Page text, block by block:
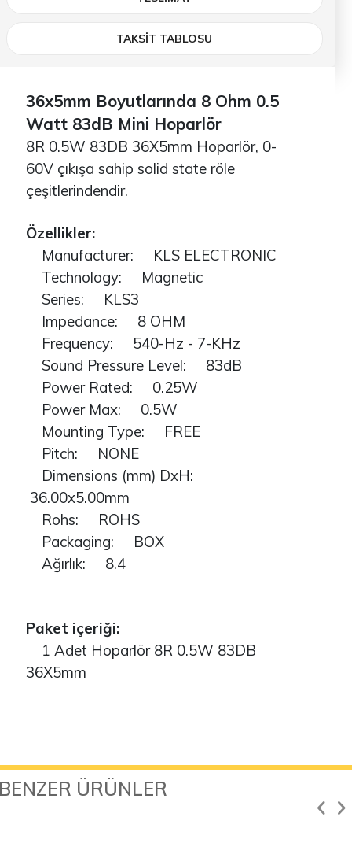
TAKSİT TABLOSU
36x5mm Boyutlarında 8 Ohm 0.5
Watt 83dB Mini Hoparlör
8R 0.5W 83DB 36X5mm Hoparlör, 0-
60V çıkışa sahip solid state röle
çeşitlerindendir.
Özellikler:
Manufacturer: KLS ELECTRONIC
Technology: Magnetic
Series: KLS3
Impedance: 8 OHM
Frequency: 540-Hz - 7-KHz
Sound Pressure Level: 83dB
Power Rated: 0.25W
Power Max: 0.5W
Mounting Type: FREE
Pitch: NONE
Dimensions (mm) DxH:
36.00x5.00mm
Rohs: ROHS
Packaging: BOX
Ağırlık: 8.4
Paket içeriği:
1 Adet Hoparlör 8R 0.5W 83DB
36X5mm
ÜRÜNLER